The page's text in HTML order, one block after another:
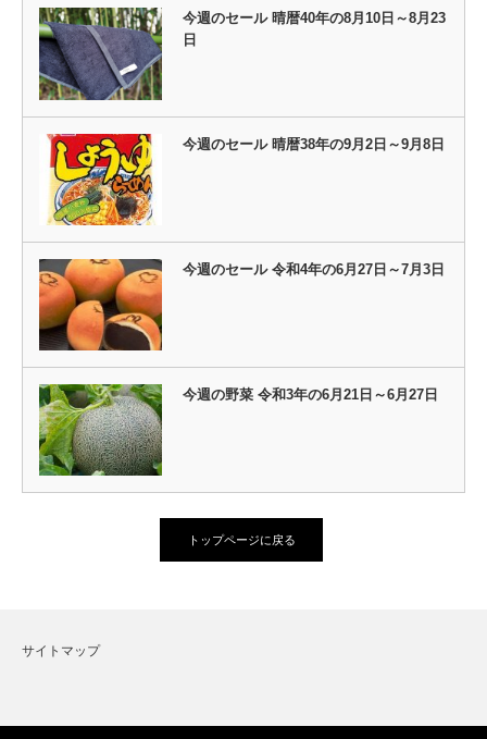
今週のセール 晴暦40年の8月10日～8月23
日
今週のセール 晴暦38年の9月2日～9月8日
今週のセール 令和4年の6月27日～7月3日
今週の野菜 令和3年の6月21日～6月27日
トップページに戻る
サイトマップ